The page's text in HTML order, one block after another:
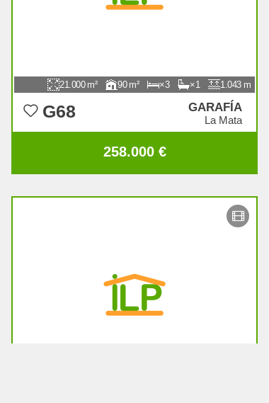
21.000 90 3 1 1.043
G68 GARAFÍA
La Mata
258.000 €